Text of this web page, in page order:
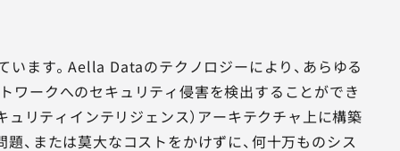
ます。Aella Dataのテクノロジーにより、あらゆる
ワークへのセキュリティ侵害を検出することができ
ティインテリジェンス）アーキテクチャ上に構築
、または莫大なコストをかけずに、何十万ものシス